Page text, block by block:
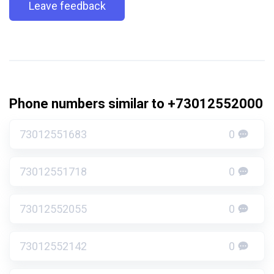
Leave feedback
Phone numbers similar to +73012552000
73012551683 0
73012551718 0
73012552055 0
73012552142 0